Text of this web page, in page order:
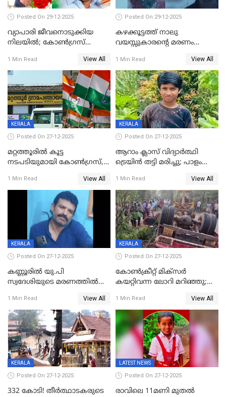
Posted On 29-12-2025
വ്യാപാരി ജീവനൊടുക്കിയ
നിലയില്‍; കോണ്‍ഗ്രസ്
മാനസികപീഡനമെന്ന് കുറിപ്പ്
1 Min Read View All
Posted On 29-12-2025
കഴക്കൂട്ടത്ത് നാലു
വയസ്സുകാരന്റെ മരണം
സുഹൃത്തും പൊലീസ്
കസ്റ്റഡിയിൽ
1 Min Read View All
KERALA
Posted On 27-12-2025
മറ്റത്തൂരിൽ കൂട്ട
നടപടിയുമായി കോണ്‍ഗ്രസ്,
എട്ട് പേര്‍ ഉള്‍പ്പെടെ
പത്തുപേരെ പുറത്താക്കി,
ചൊവ്വന്നൂരിലും നടപടി
1 Min Read View All
KERALA
Posted On 27-12-2025
ആറാം ക്ലാസ് വിദ്യാർത്ഥി
ട്രെയിൻ തട്ടി മരിച്ചു; പാളം
അപകടം മലപ്പുറത്ത്
1 Min Read View All
KERALA
Posted On 27-12-2025
കണ്ണൂരിൽ യു.പി
സ്വദേശിയുടെ മരണത്തിൽ
കേസ്; തർക്കമുണ്ടായത്
ഫേഷ്യലിന് 300 രൂപ
ആവശ്യപ്പെട്ടതിനെച്ചൊല്ലി
1 Min Read View All
KERALA
Posted On 27-12-2025
കോണ്‍ക്രീറ്റ് മിക്‌സര്‍
കയറ്റിവന്ന ലോറി മറിഞ്ഞു;
അപകടം കണ്ണൂരിൽ
1 Min Read View All
KERALA
Posted On 27-12-2025
332 കോടി! തീർത്ഥാടകരുടെ
LATEST NEWS
Posted On 27-12-2025
രാവിലെ 11മണി മുതൽ